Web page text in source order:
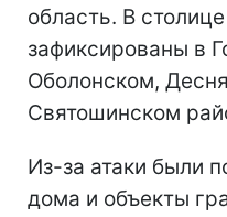
область. В
зафиксированы в
Оболонском,
Святошинском
Из-за атаки были
дома и объекты